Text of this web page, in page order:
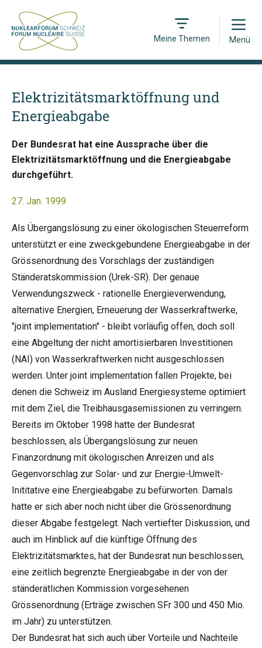
Meine Themen
Open
Menü
Elektrizitätsmarktöffnung und
Energieabgabe
Der Bundesrat hat eine Aussprache über die
Elektrizitätsmarktöffnung und die Energieabgabe
durchgeführt.
27. Jan. 1999
Als Übergangslösung zu einer ökologischen Steuerreform
unterstützt er eine zweckgebundene Energieabgabe in der
Grössenordnung des Vorschlags der zuständigen
Ständeratskommission (Urek-SR). Der genaue
Verwendungszweck - rationelle Energieverwendung,
alternative Energien, Erneuerung der Wasserkraftwerke,
"joint implementation" - bleibt vorläufig offen, doch soll
eine Abgeltung der nicht amortisierbaren Investitionen
(NAI) von Wasserkraftwerken nicht ausgeschlossen
werden. Unter joint implementation fallen Projekte, bei
denen die Schweiz im Ausland Energiesysteme optimiert
mit dem Ziel, die Treibhausgasemissionen zu verringern.
Bereits im Oktober 1998 hatte der Bundesrat
beschlossen, als Übergangslösung zur neuen
Finanzordnung mit ökologischen Anreizen und als
Gegenvorschlag zur Solar- und zur Energie-Umwelt-
Inititative eine Energieabgabe zu befürworten. Damals
hatte er sich aber noch nicht über die Grössenordnung
dieser Abgabe festgelegt. Nach vertiefter Diskussion, und
auch im Hinblick auf die künftige Öffnung des
Elektrizitätsmarktes, hat der Bundesrat nun beschlossen,
eine zeitlich begrenzte Energieabgabe in der von der
ständerätlichen Kommission vorgesehenen
Grössenordnung (Erträge zwischen SFr 300 und 450 Mio.
im Jahr) zu unterstützen.
Der Bundesrat hat sich auch über Vorteile und Nachteile